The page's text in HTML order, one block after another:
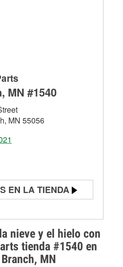
nieve y el hielo con
tienda #1540 en
MN
MN #1540
MN 55056
EN LA TIENDA
y
la luz "Check Engine"